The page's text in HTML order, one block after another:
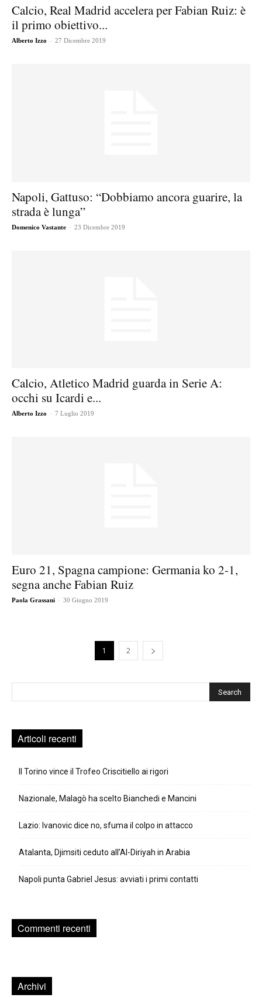
Calcio, Real Madrid accelera per Fabian Ruiz: è
il primo obiettivo...
Alberto Izzo - 27 Dicembre 2019
Napoli, Gattuso: “Dobbiamo ancora guarire, la
strada è lunga”
Domenico Vastante - 23 Dicembre 2019
Calcio, Atletico Madrid guarda in Serie A:
occhi su Icardi e...
Alberto Izzo - 7 Luglio 2019
Euro 21, Spagna campione: Germania ko 2-1,
segna anche Fabian Ruiz
Paola Grassani - 30 Giugno 2019
1 2
Articoli recenti
Il Torino vince il Trofeo Criscitiello ai rigori
Nazionale, Malagò ha scelto Bianchedi e Mancini
Lazio: Ivanovic dice no, sfuma il colpo in attacco
Atalanta, Djimsiti ceduto all’Al-Diriyah in Arabia
Napoli punta Gabriel Jesus: avviati i primi contatti
Commenti recenti
Archivi